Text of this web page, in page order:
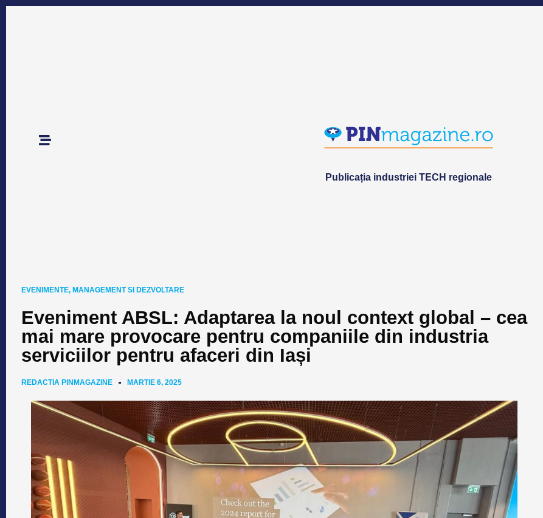
Publicația industriei TECH regionale
EVENIMENTE, MANAGEMENT SI DEZVOLTARE
Eveniment ABSL: Adaptarea la noul context global – cea
mai mare provocare pentru companiile din industria
serviciilor pentru afaceri din Iași
REDACTIA PINMAGAZINE MARTIE 6, 2025